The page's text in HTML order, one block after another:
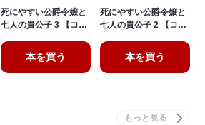
死にやすい公爵令嬢と
七人の貴公子 3 【コ…
本を買う
死にやすい公爵令嬢と
七人の貴公子 2 【コ…
本を買う